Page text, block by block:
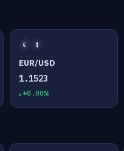
€ $
EUR/USD
1.1523
+0.00%